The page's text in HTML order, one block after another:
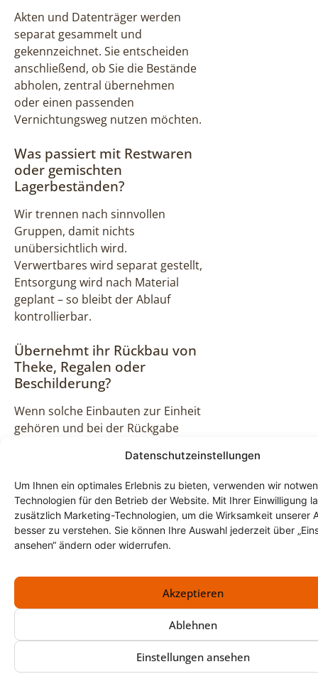
Datenschutzeinstellungen
Um Ihnen ein optimales Erlebnis zu bieten, verwenden wir
Technologien für den Betrieb der Website. Mit Ihrer Einwilligung
zusätzlich Marketing-Technologien, um die Wirksamkeit unserer
besser zu verstehen. Sie können Ihre Auswahl jederzeit über
ansehen“ ändern oder widerrufen.
Akzeptieren
Ablehnen
Einstellungen ansehen
Akten und Datenträger werden
separat gesammelt und
gekennzeichnet. Sie entscheiden
anschließend, ob Sie die Bestände
abholen, zentral übernehmen
oder einen passenden
Vernichtungsweg nutzen möchten.
Was passiert mit Restwaren
oder gemischten
Lagerbeständen?
Wir trennen nach sinnvollen
Gruppen, damit nichts
unübersichtlich wird.
Verwertbares wird separat gestellt,
Entsorgung wird nach Material
geplant – so bleibt der Ablauf
kontrollierbar.
Übernehmt ihr Rückbau von
Theke, Regalen oder
Beschilderung?
Wenn solche Einbauten zur Einheit
gehören und bei der Rückgabe
wir die Demontage mit ein. Der
genaue Umfang wird bei der
Begehung festgelegt.
Kann Inventar für einen
Umzug an einen neuen
werden?
Ja. Wenn bestimmte Möbel oder
Geräte weiterverwendet werden
sollen, trennen wir sie sauber ab
und bereiten sie so vor, dass sie